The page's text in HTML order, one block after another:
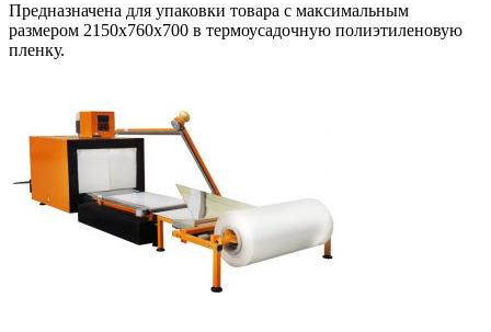
Предназначена для упаковки товара с максимальным
размером 2150х760х700 в термоусадочную полиэтиленовую
пленку.